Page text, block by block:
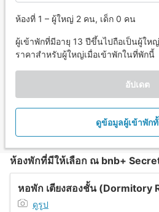
ห้องที่ 1 – ผู้ใหญ่ 2 คน, เด็ก 0 คน
ผู้เข้าพักที่มีอายุ 13 ปีขึ้นไปถือเป็นผู้ให
ราคาสำหรับผู้ใหญ่เมื่อเข้าพักในที่พักนี้
อัปเดต
ดูข้อมูลผู้เข้าพัก
ห้องพักที่มีให้เลือก ณ bnb+
หอพัก เตียงสองชั้น (Dormitory
ดูรูป